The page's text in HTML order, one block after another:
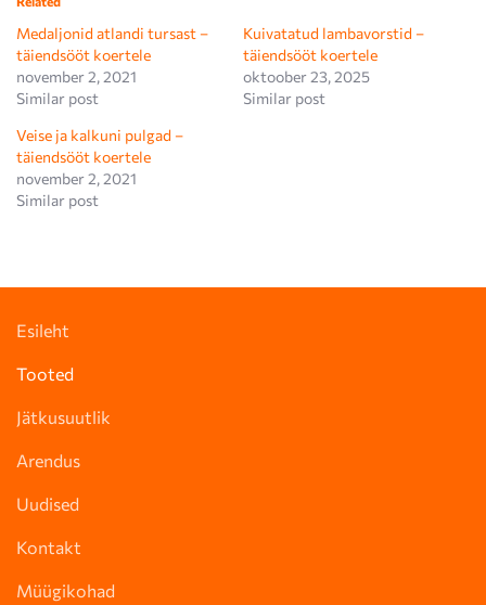
Medaljonid atlandi tursast –
täiendsööt koertele
november 2, 2021
Similar post
Kuivatatud lambavorstid –
täiendsööt koertele
oktoober 23, 2025
Similar post
Veise ja kalkuni pulgad –
täiendsööt koertele
november 2, 2021
Similar post
Esileht
Tooted
Jätkusuutlik
Arendus
Uudised
Kontakt
Müügikohad